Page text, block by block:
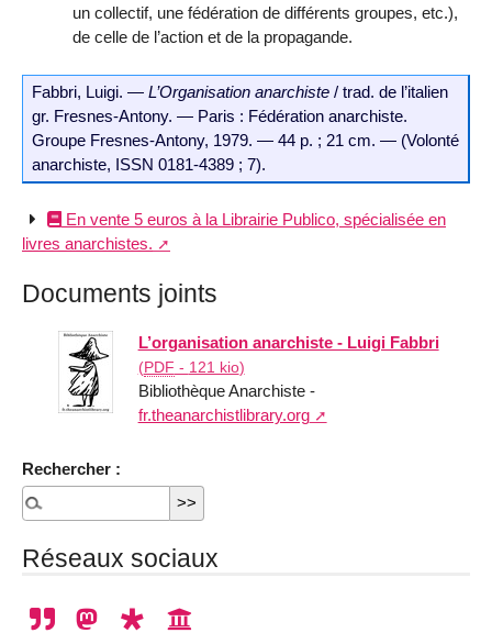
un collectif, une fédération de différents groupes, etc.),
de celle de l’action et de la propagande.
Fabbri, Luigi. — L’Organisation anarchiste/ trad. de l’italien
gr. Fresnes-Antony. — Paris : Fédération anarchiste.
Groupe Fresnes-Antony, 1979. — 44 p. ; 21 cm. — (Volonté
anarchiste, ISSN 0181-4389 ; 7).
En vente 5 euros à la Librairie Publico, spécialisée en
livres anarchistes.
Documents joints
L’organisation anarchiste - Luigi Fabbri
(PDF - 121 kio)
Bibliothèque Anarchiste -
fr.theanarchistlibrary.org
Rechercher :
Réseaux sociaux